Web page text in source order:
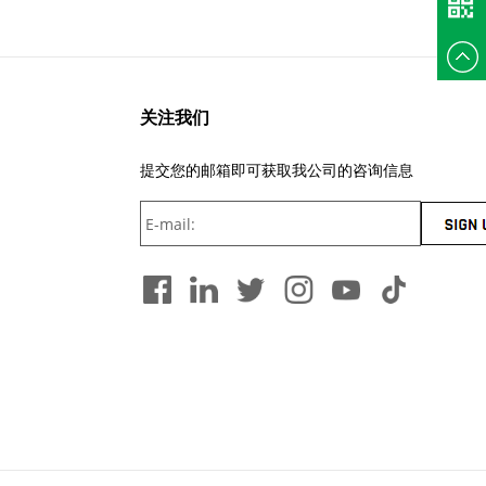
+86
关注我们
提交您的邮箱即可获取我公司的咨询信息